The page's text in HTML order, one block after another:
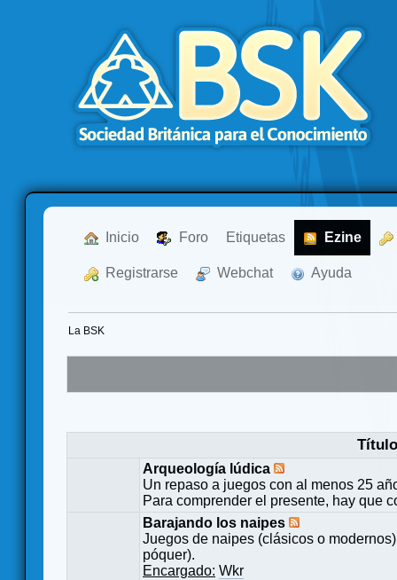
Inicio Foro Etiquetas Ezine
Registrarse Webchat Ayuda
La BSK
Título
Arqueología lúdica
Un repaso a juegos con al menos 25
Para comprender el presente, hay que
Barajando los naipes
Juegos de naipes (clásicos o
póquer).
Encargado: Wkr